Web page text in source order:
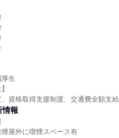
生
資格取得支援制度、交通費全額支給
情報
煙屋外に喫煙スペース有